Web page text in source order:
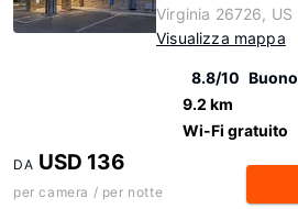
Virginia 26726, US
Visualizza mappa
8.8/10 Buono
9.2 km
Wi-Fi gratuito
DA USD 136
per camera / per notte